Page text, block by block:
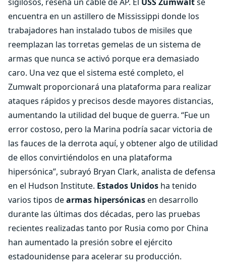
encuentra en un astillero de Mississippi donde los
trabajadores han instalado tubos de misiles que
reemplazan las torretas gemelas de un sistema de
armas que nunca se activó porque era demasiado
caro. Una vez que el sistema esté completo, el
Zumwalt proporcionará una plataforma para realizar
ataques rápidos y precisos desde mayores distancias,
aumentando la utilidad del buque de guerra. “Fue un
error costoso, pero la Marina podría sacar victoria de
las fauces de la derrota aquí, y obtener algo de utilidad
de ellos convirtiéndolos en una plataforma
hipersónica”, subrayó Bryan Clark, analista de defensa
en el Hudson Institute. Estados Unidos ha tenido
varios tipos dearmas hipersónicasen desarrollo
durante las últimas dos décadas, pero las pruebas
recientes realizadas tanto por Rusia como por China
han aumentado la presión sobre el ejército
estadounidense para acelerar su producción.